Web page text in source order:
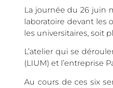
La journée du 26 juin
laboratoire devant les
les universitaires, soit
L’atelier qui se
(LIUM) et l’entreprise
Au cours de ces six